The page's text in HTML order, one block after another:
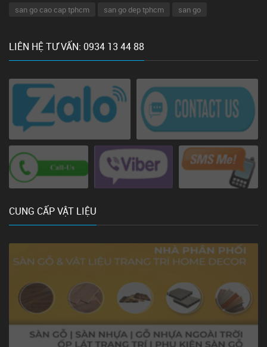
san go cao cap tphcm
san go dep tphcm san go
LIÊN HỆ TƯ VẤN: 0934 13 44 88
CUNG CẤP VẬT LIỆU